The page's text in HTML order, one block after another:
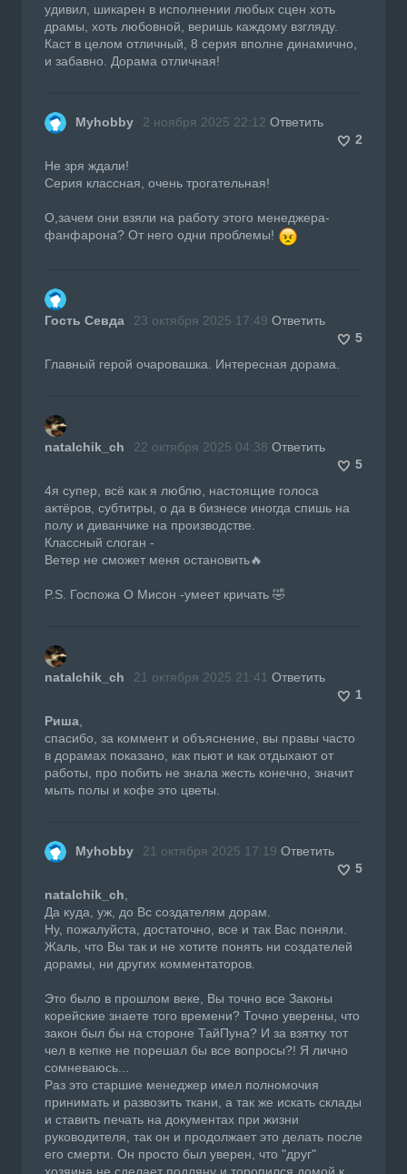
удивил, шикарен в исполнении любых сцен хоть
драмы, хоть любовной, веришь каждому взгляду.
Каст в целом отличный, 8 серия вполне динамично,
и забавно. Дорама отличная!
Myhobby 2 ноября 2025 22:12 Ответить
2
Не зря ждали!
Серия классная, очень трогательная!
О,зачем они взяли на работу этого менеджера-
фанфарона? От него одни проблемы!
Гость Севда 23 октября 2025 17:49 Ответить
5
Главный герой очаровашка. Интересная дорама.
natalchik_ch 22 октября 2025 04:38 Ответить
5
4я супер, всё как я люблю, настоящие голоса
актёров, субтитры, о да в бизнесе иногда спишь на
полу и диванчике на производстве.
Классный слоган -
Ветер не сможет меня остановить🔥
P.S. Госпожа О Мисон -умеет кричать 🤣
natalchik_ch 21 октября 2025 21:41 Ответить
1
Риша
спасибо, за коммент и объяснение, вы правы часто
в дорамах показано, как пьют и как отдыхают от
работы, про побить не знала жесть конечно, значит
мыть полы и кофе это цветы.
Myhobby 21 октября 2025 17:19 Ответить
5
natalchik_ch
Да куда, уж, до Вс создателям дорам.
Ну, пожалуйста, достаточно, все и так Вас поняли.
Жаль, что Вы так и не хотите понять ни создателей
дорамы, ни других комментаторов.
Это было в прошлом веке, Вы точно все Законы
корейские знаете того времени? Точно уверены, что
закон был бы на стороне ТайПуна? И за взятку тот
чел в кепке не порешал бы все вопросы?! Я лично
сомневаюсь...
Раз это старшие менеджер имел полномочия
принимать и развозить ткани, а так же искать склады
и ставить печать на документах при жизни
руководителя, так он и продолжает это делать после
его смерти. Он просто был уверен, что "друг"
хозяина не сделает подляну и торопился домой к